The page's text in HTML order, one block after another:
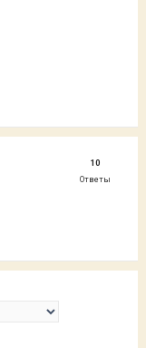
10
Ответы